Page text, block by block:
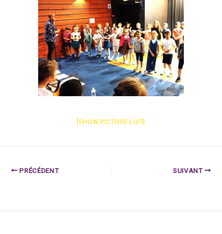
[SHOW PICTURE LIST]
PRÉCÉDENT SUIVANT